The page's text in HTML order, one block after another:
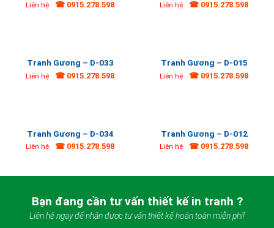
Liên hệ ☎ 0915.278.598 Liên hệ ☎ 0915.278.598
Tranh Gương – D-033
Liên hệ ☎ 0915.278.598
Tranh Gương – D-015
Liên hệ ☎ 0915.278.598
Tranh Gương – D-034
Liên hệ ☎ 0915.278.598
Tranh Gương – D-012
Liên hệ ☎ 0915.278.598
Bạn đang cần tư vấn thiết kế in tranh ?
Liên hệ ngay để nhận được tư vấn thiết kế hoàn toàn miễn phí!